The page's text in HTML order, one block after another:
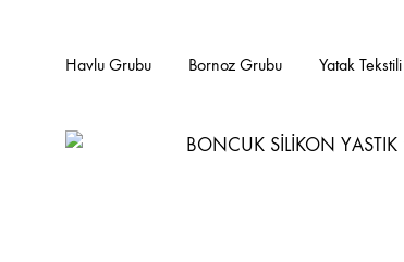
Havlu Grubu Bornoz Grubu Yatak Tekstili